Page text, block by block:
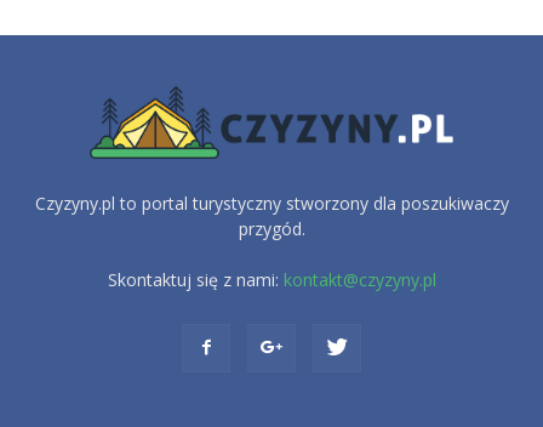
Czyzyny.pl to portal turystyczny stworzony dla poszukiwaczy
przygód.
Skontaktuj się z nami: kontakt@czyzyny.pl